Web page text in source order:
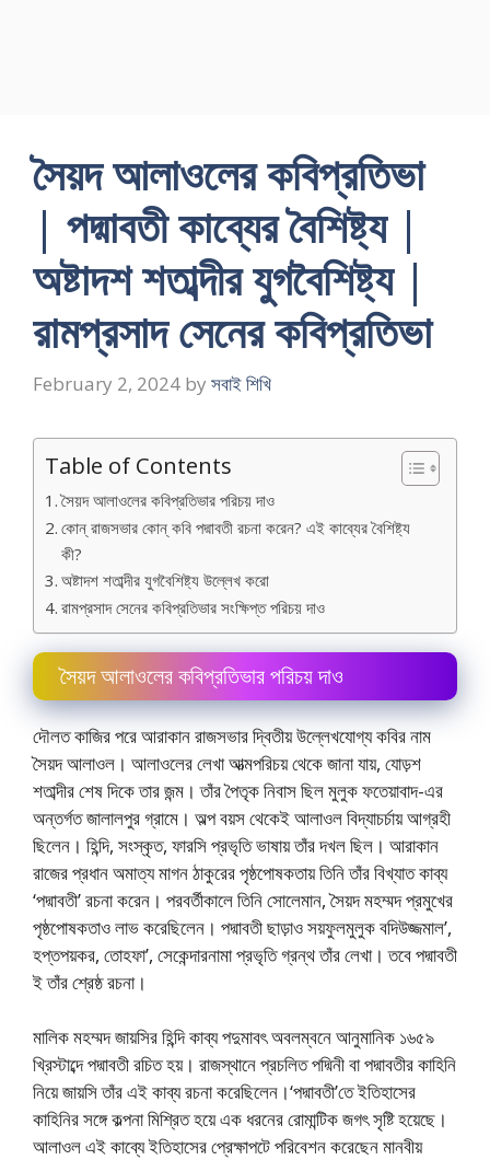
সৈয়দ আলাওলের কবিপ্রতিভা
| পদ্মাবতী কাব্যের বৈশিষ্ট্য |
অষ্টাদশ শতাব্দীর যুগবৈশিষ্ট্য |
রামপ্রসাদ সেনের কবিপ্রতিভা
February 2, 2024 by সবাই শিখি
Table of Contents
সৈয়দ আলাওলের কবিপ্রতিভার পরিচয় দাও
কোন্ রাজসভার কোন্ কবি পদ্মাবতী রচনা করেন? এই কাব্যের বৈশিষ্ট্য
কী?
অষ্টাদশ শতাব্দীর যুগবৈশিষ্ট্য উল্লেখ করাে
রামপ্রসাদ সেনের কবিপ্রতিভার সংক্ষিপ্ত পরিচয় দাও
সৈয়দ আলাওলের কবিপ্রতিভার পরিচয় দাও
দৌলত কাজির পরে আরাকান রাজসভার দ্বিতীয় উল্লেখযােগ্য কবির নাম
সৈয়দ আলাওল। আলাওলের লেখা আত্মপরিচয় থেকে জানা যায়, যােড়শ
শতাব্দীর শেষ দিকে তার জন্ম। তাঁর পৈতৃক নিবাস ছিল মুলুক ফতেয়াবাদ-এর
অন্তর্গত জালালপুর গ্রামে। অল্প বয়স থেকেই আলাওল বিদ্যাচর্চায় আগ্রহী
ছিলেন। হিন্দি, সংস্কৃত, ফারসি প্রভৃতি ভাষায় তাঁর দখল ছিল। আরাকান
রাজের প্রধান অমাত্য মাগন ঠাকুরের পৃষ্ঠপােষকতায় তিনি তাঁর বিখ্যাত কাব্য
‘পদ্মাবতী’ রচনা করেন। পরবর্তীকালে তিনি সােলেমান, সৈয়দ মহম্মদ প্রমুখের
পৃষ্ঠপােষকতাও লাভ করেছিলেন। পদ্মাবতী ছাড়াও সয়ফুলমুলুক বদিউজ্জমাল’,
হপ্তপয়কর, তােহফা’, সেকেন্দারনামা প্রভৃতি গ্রন্থ তাঁর লেখা। তবে পদ্মাবতী
ই তাঁর শ্রেষ্ঠ রচনা।
মালিক মহম্মদ জায়সির হিন্দি কাব্য পদুমাবৎ অবলম্বনে আনুমানিক ১৬৫৯
খ্রিস্টাব্দে পদ্মাবতী রচিত হয়। রাজস্থানে প্রচলিত পদ্মিনী বা পদ্মাবতীর কাহিনি
নিয়ে জায়সি তাঁর এই কাব্য রচনা করেছিলেন।‘পদ্মাবতী’তে ইতিহাসের
কাহিনির সঙ্গে কল্পনা মিশ্রিত হয়ে এক ধরনের রােমান্টিক জগৎ সৃষ্টি হয়েছে।
আলাওল এই কাব্যে ইতিহাসের প্রেক্ষাপটে পরিবেশন করেছেন মানবীয়